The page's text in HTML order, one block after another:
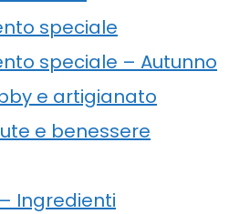
speciale
speciale – Autunno
e artigianato
e benessere
Ingredienti